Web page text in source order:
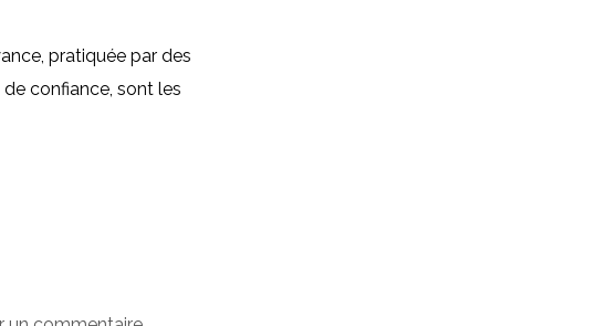
pratiquée par des
confiance, sont les